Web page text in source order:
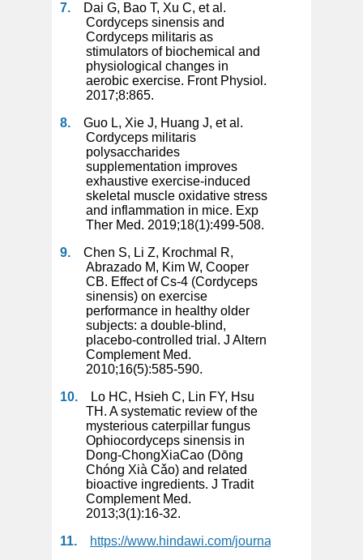
Dai G, Bao T, Xu C, et al.
Cordyceps sinensis and
Cordyceps militaris as
stimulators of biochemical and
physiological changes in
aerobic exercise. Front Physiol.
2017;8:865.
Guo L, Xie J, Huang J, et al.
Cordyceps militaris
polysaccharides
supplementation improves
exhaustive exercise-induced
skeletal muscle oxidative stress
and inflammation in mice. Exp
Ther Med. 2019;18(1):499-508.
Chen S, Li Z, Krochmal R,
Abrazado M, Kim W, Cooper
CB. Effect of Cs-4 (Cordyceps
sinensis) on exercise
performance in healthy older
subjects: a double-blind,
placebo-controlled trial. J Altern
Complement Med.
2010;16(5):585-590.
Lo HC, Hsieh C, Lin FY, Hsu
TH. A systematic review of the
mysterious caterpillar fungus
Ophiocordyceps sinensis in
Dong-ChongXiaCao (Dōng
Chóng Xià Cǎo) and related
bioactive ingredients. J Tradit
Complement Med.
2013;3(1):16-32.
https://www.hindawi.com/journals/ecam/2015/